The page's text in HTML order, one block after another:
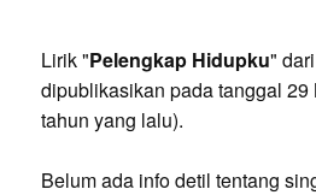
Lirik "Pelengkap Hidupku" dari
dipublikasikan pada tanggal 29
tahun yang lalu).
Belum ada info detil tentang